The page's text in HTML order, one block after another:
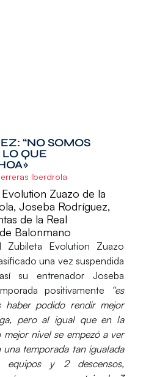
“NO SOMOS
QUE
Iberdrola
Zuazo de la
Joseba Rodríguez,
de la Real
Balonmano
Zubileta Evolution Zuazo
una vez suspendida
su entrenadorJoseba
positivamente
“es
haber podido rendir mejor
pero al igual que en la
mejor nivel se empezó a ver
temporada tan igualada
y 2 descensos,